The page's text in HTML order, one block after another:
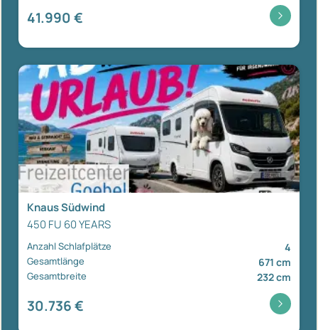
41.990 €
Knaus Südwind
450 FU 60 YEARS
Anzahl Schlafplätze 4
Gesamtlänge 671 cm
Gesamtbreite 232 cm
30.736 €